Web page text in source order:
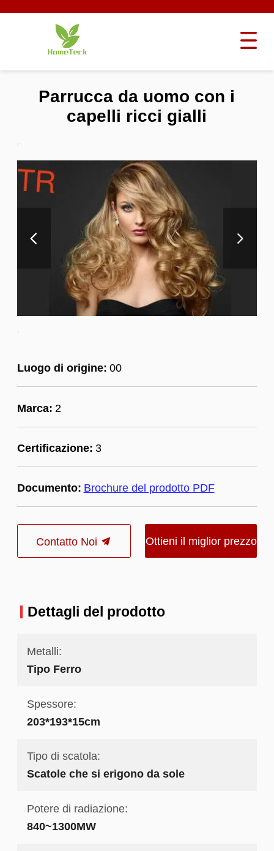
Luogo di origine: 00
Marca: 2
Certificazione: 3
Documento: Brochure del prodotto PDF
Contatto Noi Ottieni il miglior prezzo
Parrucca da uomo con i
capelli ricci gialli
Dettagli del prodotto
Metalli:
Tipo Ferro
Spessore:
203*193*15cm
Tipo di scatola:
Scatole che si erigono da sole
Potere di radiazione:
840~1300MW